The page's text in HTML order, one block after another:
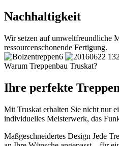
Nachhaltigkeit
Wir setzen auf umweltfreundliche
ressourcenschonende Fertigung.
Warum Treppenbau Truskat?
Ihre perfekte
Mit Truskat erhalten Sie nicht nur
individuelles Meisterwerk, das
Maßgeschneidertes Design Jede